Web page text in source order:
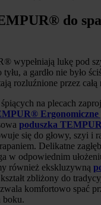
do
wypełniają lukę pod
a gardło nie było
rozluźnione przez całą
na plecach
Ergonomiczne
poduszka
się do głowy, szyi i
Delikatne
w odpowiednim
również ekskluzywną
zbliżony do
komfortowo spać
boku.